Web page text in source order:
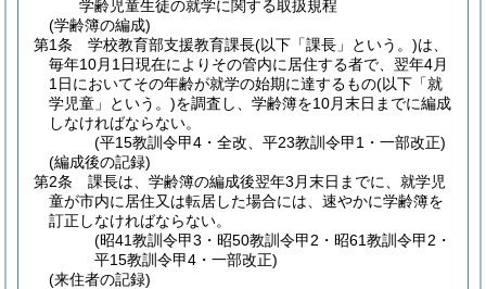
学齢児童生徒の就学に関する取扱規程
(学齢簿の編成)
第1条
学校教育部支援教育課長(以下「課長」という。)は、
毎年10月1日現在によりその管内に居住する者で、翌年4月
1日においてその年齢が就学の始期に達するもの(以下「就
学児童」という。)を調査し、学齢簿を10月末日までに編成
しなければならない。
(平15教訓令甲4・全改、平23教訓令甲1・一部改正)
(編成後の記録)
第2条
課長は、学齢簿の編成後翌年3月末日までに、就学児
童が市内に居住又は転居した場合には、速やかに学齢簿を
訂正しなければならない。
(昭41教訓令甲3・昭50教訓令甲2・昭61教訓令甲2・
平15教訓令甲4・一部改正)
(来住者の記録)